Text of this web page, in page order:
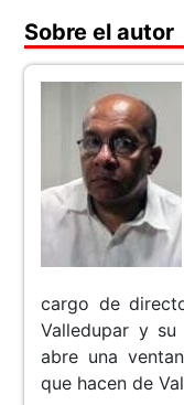
Sobre el autor
cargo de
Valledupar y su
abre una
que hacen de